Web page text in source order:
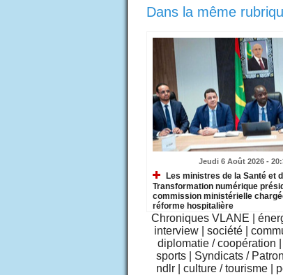
Dans la même
Jeudi 6 Août 2026 -
Les ministres de la Santé et
Transformation numérique
commission ministérielle
réforme hospitalière
Chroniques VLANE
interview
société
diplomatie / coopération
sports
Syndicats /
ndlr
culture / tourisme